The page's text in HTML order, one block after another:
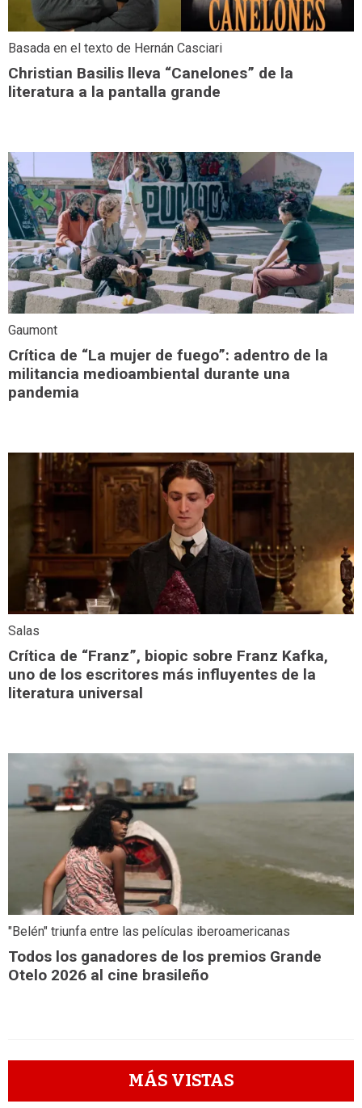
Basada en el texto de Hernán Casciari
Christian Basilis lleva “Canelones” de la
literatura a la pantalla grande
Gaumont
Crítica de “La mujer de fuego”: adentro de la
militancia medioambiental durante una
pandemia
Salas
Crítica de “Franz”, biopic sobre Franz Kafka,
uno de los escritores más influyentes de la
literatura universal
"Belén" triunfa entre las películas iberoamericanas
Todos los ganadores de los premios Grande
Otelo 2026 al cine brasileño
MÁS VISTAS